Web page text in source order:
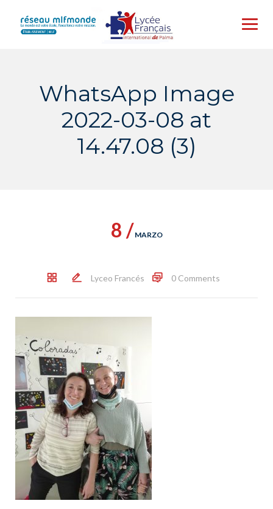
content
WhatsApp Image
2022-03-08 at
14.47.08 (3)
8 / MARZO
Lyceo Francés 0 Comments